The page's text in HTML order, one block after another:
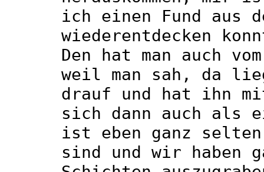
ich einen Fund aus
wiederentdecken
Den hat man auch
weil man sah, da
drauf und hat ihn
sich dann auch als
ist eben ganz
sind und wir haben